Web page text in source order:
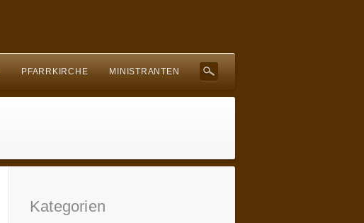
PFARRKIRCHE MINISTRANTEN
Kategorien